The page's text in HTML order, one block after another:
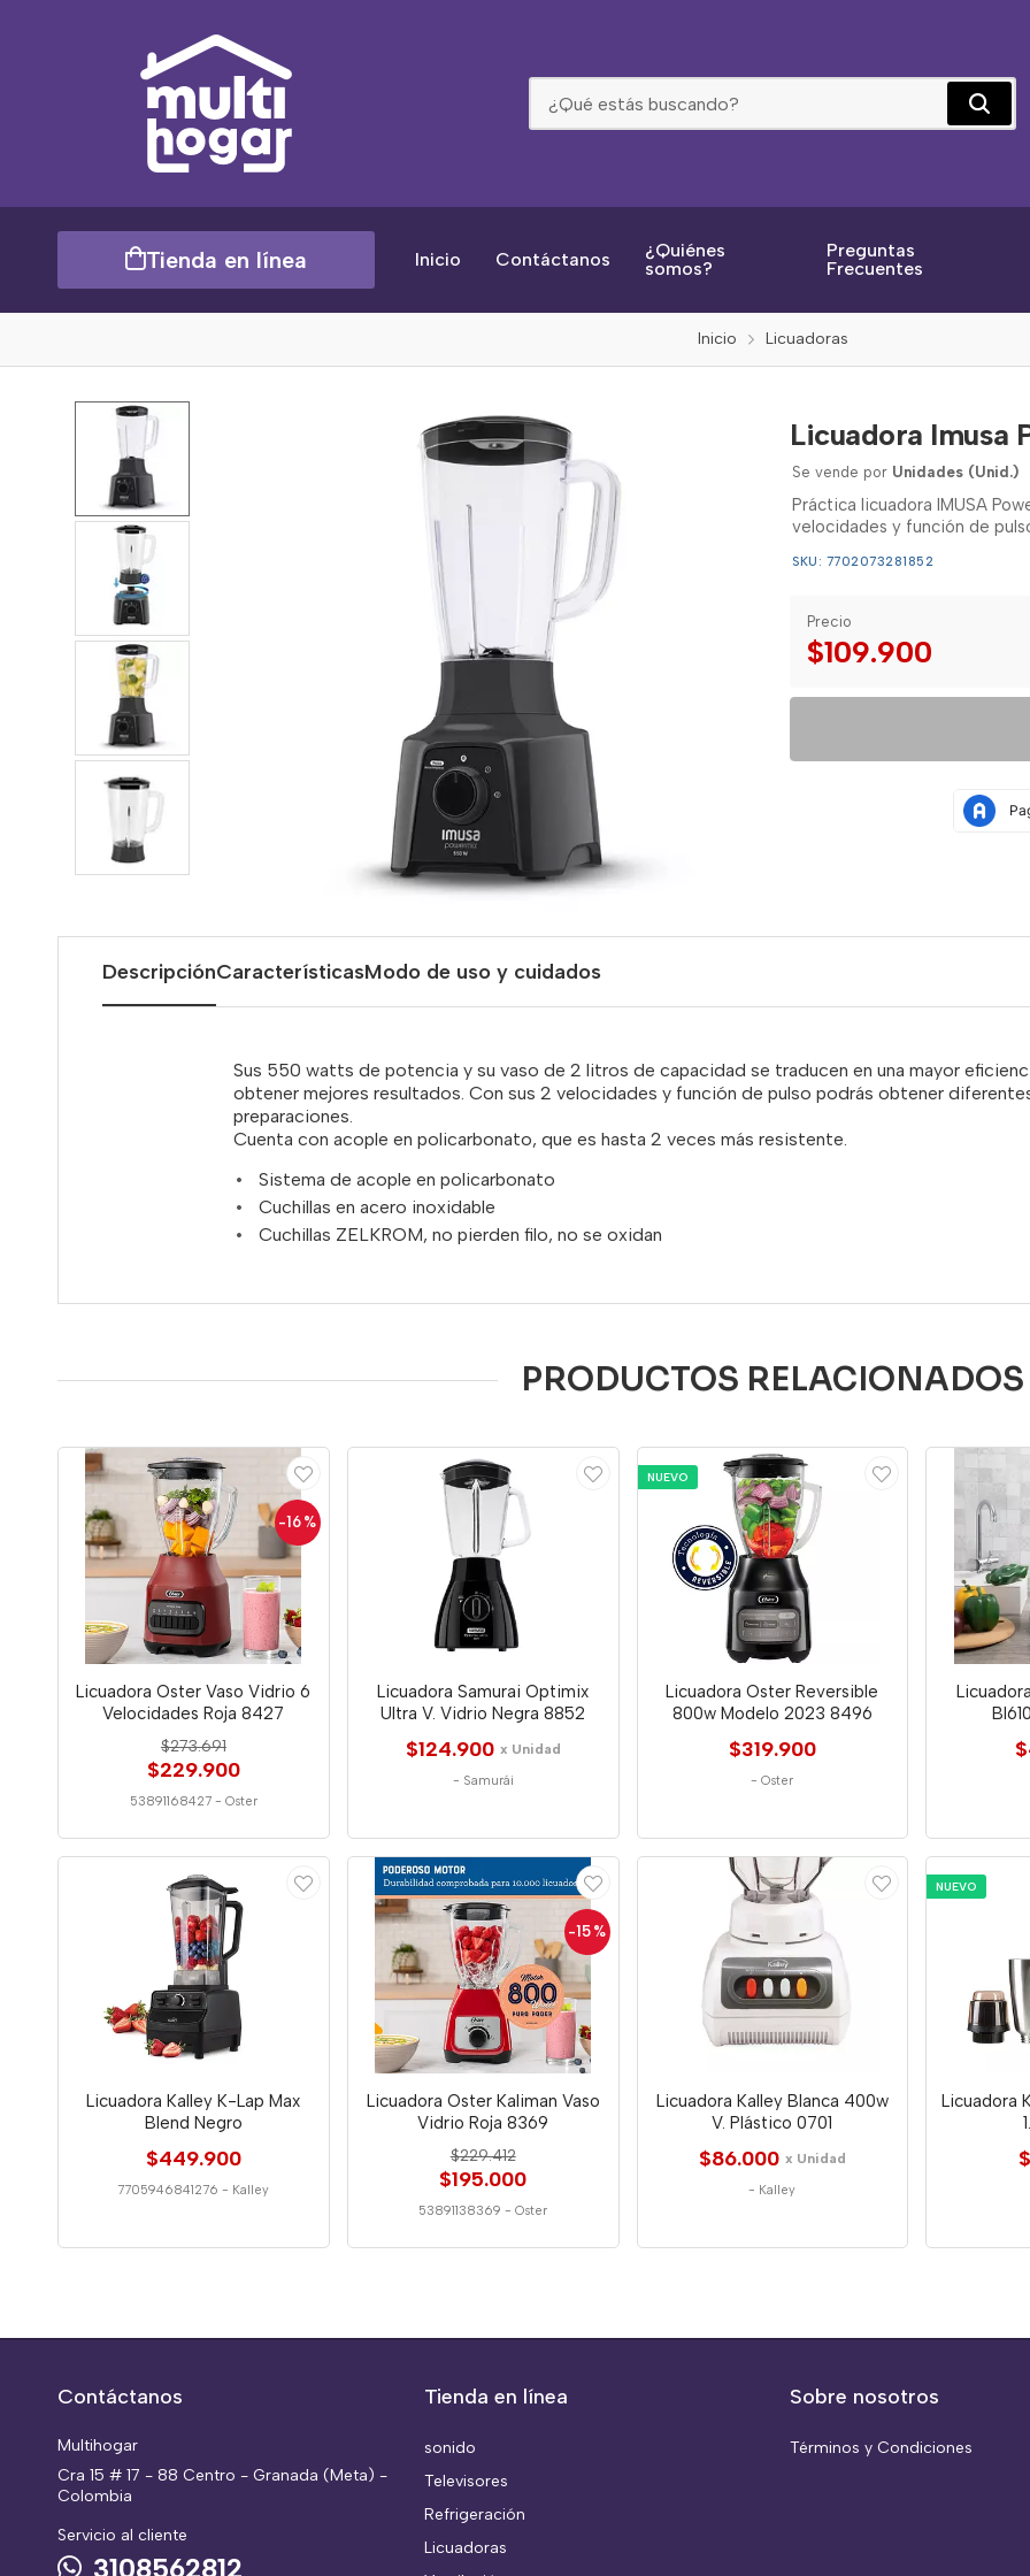
Tienda en línea Inicio Contáctanos
¿Quiénes
somos?
Preguntas
Frecuentes
Inicio Licuadoras
Licuadora Imusa
Se vende por Unidades (Unid.)
Práctica licuadora IMUSA
velocidades y función de
SKU: 7702073281852
Precio
$109.900
DescripciónCaracterísticasModo de uso y cuidados
Sus 550 watts de potencia y su vaso de 2 litros de capacidad se traducen en una mayor
obtener mejores resultados. Con sus 2 velocidades y función de pulso podrás obtener
preparaciones.
Cuenta con acople en policarbonato, que es hasta 2 veces más resistente.
Sistema de acople en policarbonato
Cuchillas en acero inoxidable
Cuchillas ZELKROM, no pierden filo, no se oxidan
PRODUCTOS RELACIONADOS
-16 %
Licuadora Oster Vaso Vidrio 6
Velocidades Roja 8427
$273.691
$229.900
53891168427 - Oster
Licuadora Samurai Optimix
Ultra V. Vidrio Negra 8852
$124.900 x Unidad
- Samurái
NUEVO
Licuadora Oster Reversible
800w Modelo 2023 8496
$319.900
-Oster
Licuadora Kalley K-Lap Max
Blend Negro
$449.900
7705946841276 - Kalley
-15 %
Licuadora Oster Kaliman Vaso
Vidrio Roja 8369
$229.412
$195.000
53891138369 -Oster
Licuadora Kalley Blanca 400w
V. Plástico 0701
$86.000 x Unidad
- Kalley
NUEVO
Licuadora
Contáctanos
Multihogar
Cra 15 # 17 - 88 Centro - Granada (Meta) -
Colombia
Servicio al cliente
3108562812
Tienda en línea
sonido
Televisores
Refrigeración
Licuadoras
Sobre nosotros
Términos y Condiciones